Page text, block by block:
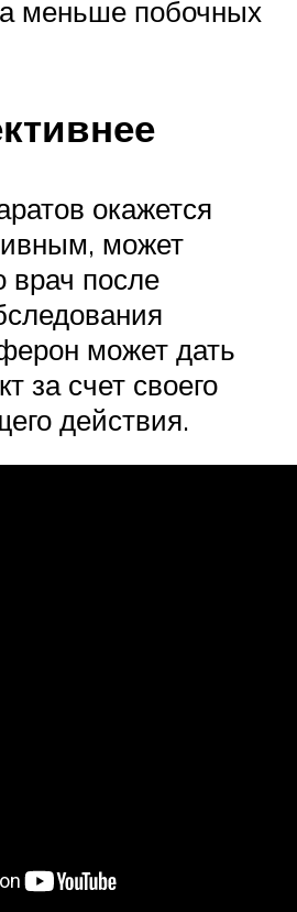
меньше побочных
окажется
может
врач после
может дать
за счет своего
действия.